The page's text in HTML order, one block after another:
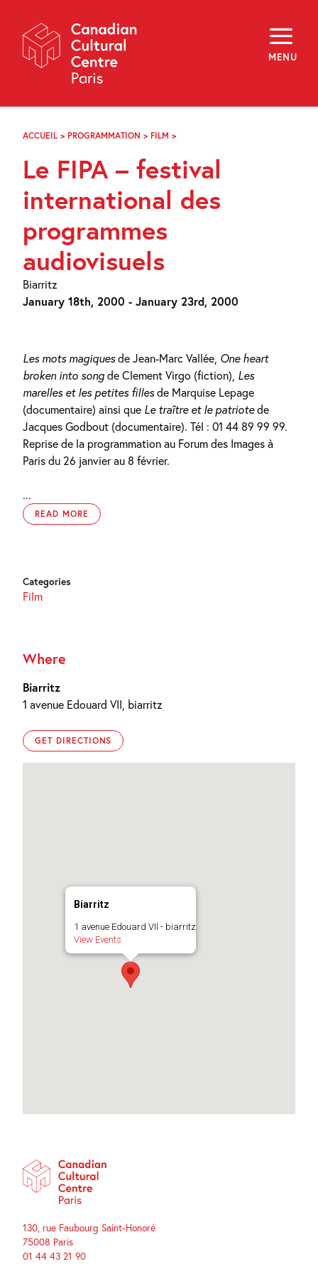
Navigation
MENU
About
Programming
Off-Site
Explore
Archives
i y
EN
ACCUEIL > PROGRAMMATION > FILM >
–
FESTIVAL
DES
PROGRAMMES
Le FIPA – festival
international des
programmes
audiovisuels
Biarritz
January 18th, 2000 - January 23rd, 2000
Les mots magiquesde Jean-Marc Vallée, One heart
broken into songde Clement Virgo (fiction), Les
marelles et les petites fillesde Marquise Lepage
(documentaire) ainsi que Le traître et le patriotede
Jacques Godbout (documentaire). Tél : 01 44 89 99 99.
Reprise de la programmation au Forum des Images à
Paris du 26 janvier au 8 février.
...
READ MORE
Categories
Film
Where
Biarritz
1 avenue Edouard VII, biarritz
GET DIRECTIONS
Biarritz
1 avenue Edouard VII - biarritz
View Events
130, rue Faubourg Saint-Honoré
75008 Paris
01 44 43 21 90